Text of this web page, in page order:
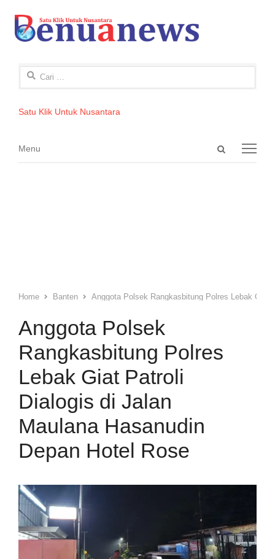
Cari
Satu Klik Untuk Nusantara
Open
Menu
Menu
Home Banten Anggota Polsek Rangkasbitung Polres Lebak Giat
Anggota Polsek
Rangkasbitung Polres
Lebak Giat Patroli
Dialogis di Jalan
Maulana Hasanudin
Depan Hotel Rose